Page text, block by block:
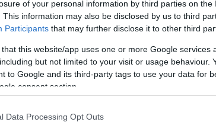
of your personal information by third parties on the
This information may also be disclosed by us to third
Participants that may further disclose it to other third
that this website/app uses one or more Google services
but not limited to your visit or usage behaviour.
to Google and its third-party tags to use your data for
consent section.
Data Processing Opt Outs
los holders a largo plazo de Bitcoin (LTH
marca el límite superior de la banda naranja,
de cada ciclo.